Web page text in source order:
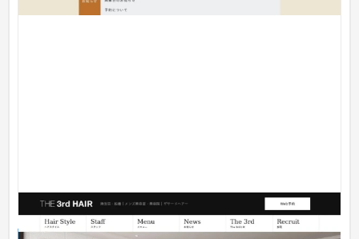
メンズ美容室「THE 3rd HAIR」ホームページ